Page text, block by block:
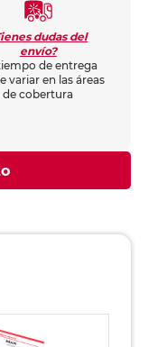
dudas del
envío?
de entrega
variar en las áreas
de cobertura